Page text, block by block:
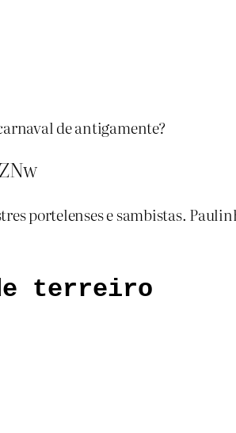
de antigamente?
portelenses e sambistas.
de terreiro